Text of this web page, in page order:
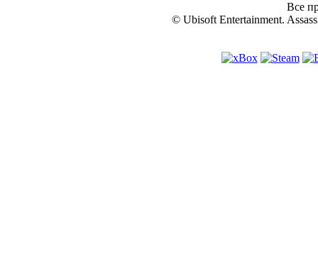
Все
© Ubisoft Entertainment.